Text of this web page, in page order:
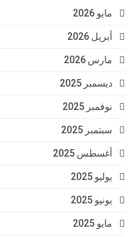
مايو 2026
أبريل 2026
مارس 2026
ديسمبر 2025
نوفمبر 2025
سبتمبر 2025
أغسطس 2025
يوليو 2025
يونيو 2025
مايو 2025